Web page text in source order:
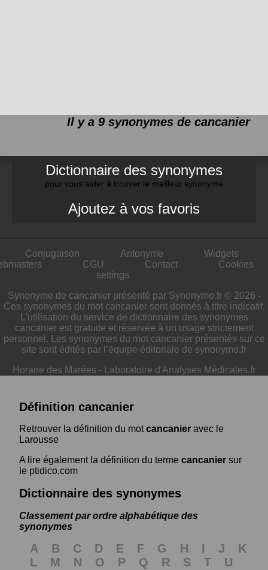
Il y a 9 synonymes de cancanier
Dictionnaire des synonymes
pour vous aider à trouver le meilleur synonyme
Ajoutez à vos favoris
Conjugaison Antonyme
Widgets
CGU Contact
Cookies
settings
Synonyme de cancanier présenté par Synonymo.fr © 2026 -
Ces synonymes du mot cancanier sont donnés à titre indicatif.
L'utilisation du service de dictionnaire des synonymes
cancanier est gratuite et réservée à un usage strictement
personnel. Les synonymes du mot cancanier présentés sur ce
site sont édités par l’équipe éditoriale de synonymo.fr
Horaire des Marées - Laboratoire d'Analyses Médicales.fr
Définition cancanier
Retrouver la définition du motcancanier avec le
Larousse
A lire également la définition du terme cancanier sur
le ptidico.com
Dictionnaire des synonymes
Classement par ordre alphabétique des
synonymes
A B C D E F G H I J
K
L
M N O P Q R S T
U